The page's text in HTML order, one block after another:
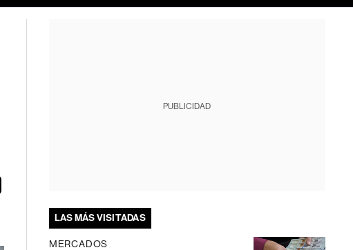
PUBLICIDAD
LAS MÁS VISITADAS
MERCADOS